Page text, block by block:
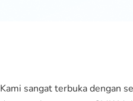
Kami sangat terbuka dengan